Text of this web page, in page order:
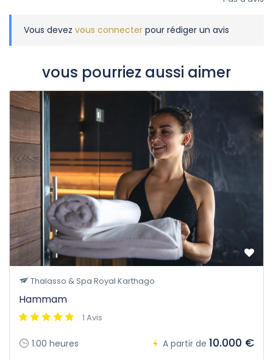
Vous devez vous connecter pour rédiger un avis
vous pourriez aussi aimer
Thalasso & Spa Royal Karthago
Hammam
1 Avis
1.00 heures A partir de 10.000 €